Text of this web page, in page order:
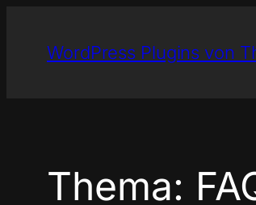
Inhalt
springen
WordPress Plugins von
Thema: